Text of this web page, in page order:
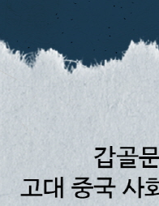
을 향한 이상과 광기